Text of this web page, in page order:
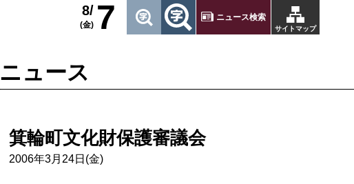
サイトマップ
ニュース検索
7
8/
(金)
ニュース
箕輪町文化財保護審議会
2006年3月24日(金)